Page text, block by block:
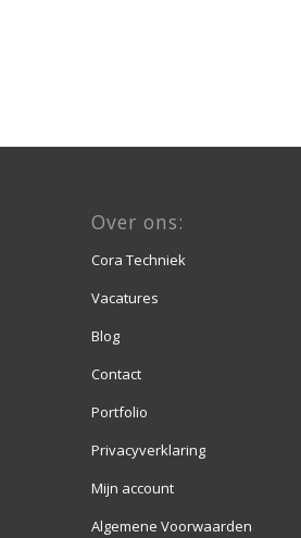
Over ons:
Cora Techniek
Vacatures
Blog
Contact
Portfolio
Privacyverklaring
Mijn account
Algemene Voorwaarden